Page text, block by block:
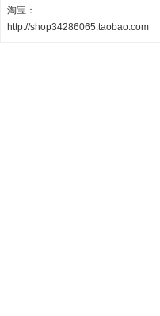
淘宝：
http://shop34286065.taobao.com